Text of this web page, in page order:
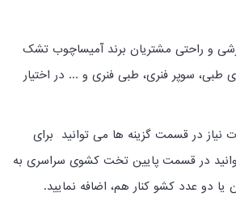
و راحتی مشتریان برند آمیساچوب تشک
سوپر فنری، طبی فنری و ... در اختیار
نیاز در قسمت گزینه ها می توانید برای
در قسمت پایین تخت کشوی سراسری به
دو عدد کشو کنار هم، اضافه نمایید.